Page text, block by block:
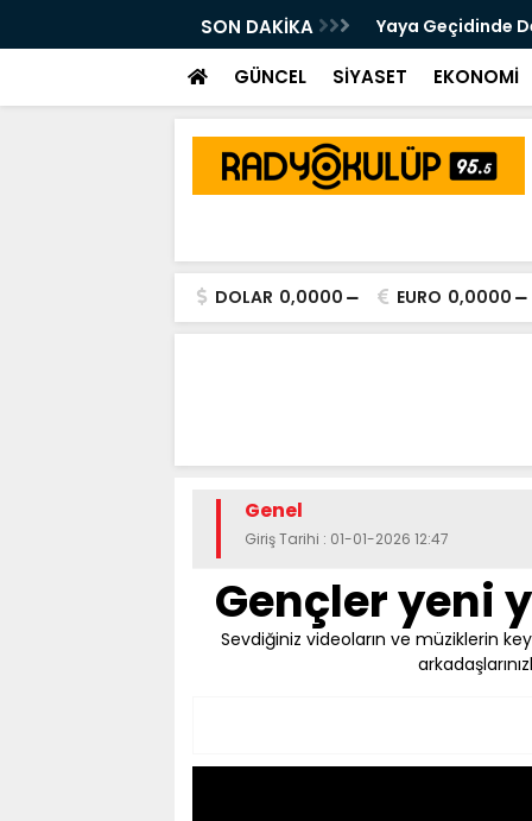
SON DAKİKA
Da CHP'nin Bayrağını
Yaya Geçidinde
GÜNCEL SİYASET EKONOMİ
DOLAR 0,0000 EURO 0,0000
Genel
Giriş Tarihi : 01-01-2026 12:47
Gençler yeni
Sevdiğiniz videoların ve müziklerin